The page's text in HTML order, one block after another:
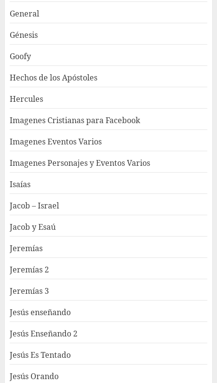
General
Génesis
Goofy
Hechos de los Apóstoles
Hercules
Imagenes Cristianas para Facebook
Imagenes Eventos Varios
Imagenes Personajes y Eventos Varios
Isaías
Jacob – Israel
Jacob y Esaú
Jeremías
Jeremías 2
Jeremías 3
Jesús enseñando
Jesús Enseñando 2
Jesús Es Tentado
Jesús Orando